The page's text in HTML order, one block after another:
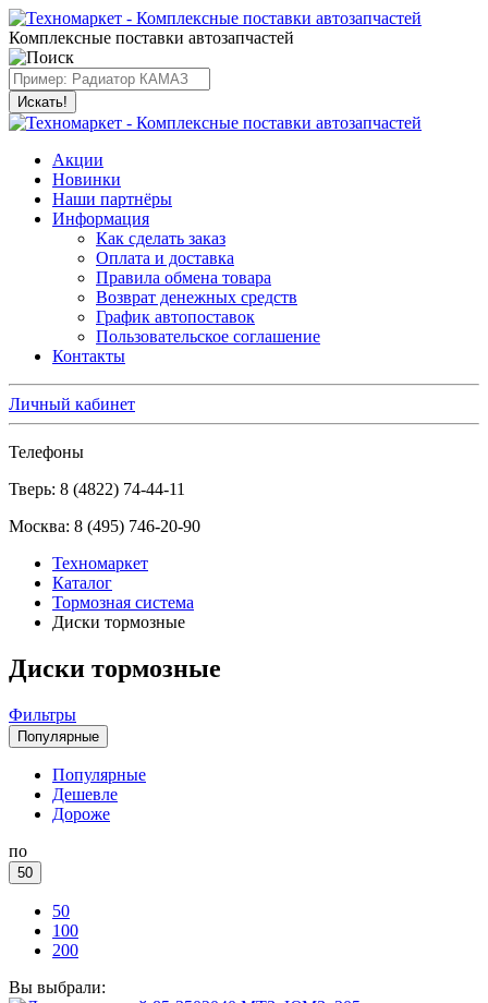
Комплексные поставки автозапчастей
Искать!
Акции
Новинки
Наши партнёры
Информация
Как сделать заказ
Оплата и доставка
Правила обмена товара
Возврат денежных средств
График автопоставок
Пользовательское соглашение
Контакты
Личный кабинет
Телефоны
Тверь: 8 (4822) 74-44-11
Москва: 8 (495) 746-20-90
Техномаркет
Каталог
Тормозная система
Диски тормозные
Диски тормозные
Фильтры
Популярные
Популярные
Дешевле
Дороже
по
50
50
100
200
Вы выбрали: